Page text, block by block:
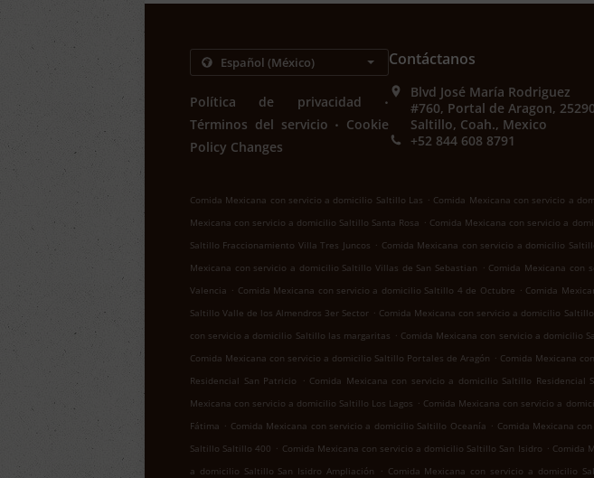
Política de privacidad .
Términos del servicio . Cookie
Policy Changes
Contáctanos
Blvd José María Rodriguez
#760, Portal de Aragon, 25290
Saltillo, Coah., Mexico
+52 844 608 8791
Comida Mexicana con servicio a domicilio Saltillo Las . Comida Mexicana con servicio a
Mexicana con servicio a domicilio Saltillo Santa Rosa . Comida Mexicana con servicio a
Saltillo Fraccionamiento Villa Tres Juncos . Comida Mexicana con servicio a domicilio
Mexicana con servicio a domicilio Saltillo Villas de San Sebastian . Comida Mexicana con
Valencia . Comida Mexicana con servicio a domicilio Saltillo 4 de Octubre . Comida
Saltillo Valle de los Almendros 3er Sector . Comida Mexicana con servicio a domicilio
con servicio a domicilio Saltillo las margaritas . Comida Mexicana con servicio a domicilio
Comida Mexicana con servicio a domicilio Saltillo Portales de Aragón . Comida Mexicana
Residencial San Patricio
. Comida Mexicana con servicio a domicilio Saltillo Residencial
Mexicana con servicio a domicilio Saltillo Los Lagos . Comida Mexicana con servicio a
Fátima . Comida Mexicana con servicio a domicilio Saltillo Oceanía . Comida Mexicana
Saltillo Saltillo 400 . Comida Mexicana con servicio a domicilio Saltillo San Isidro . Comida
a domicilio Saltillo San Isidro Ampliación
. Comida Mexicana con servicio a domicilio